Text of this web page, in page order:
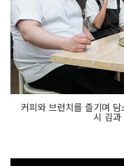
커피와 브런치를 즐기며
시 김